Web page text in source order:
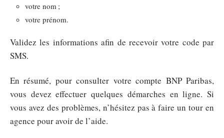
votre nom ;
votre prénom.
Validez les informations afin de recevoir votre code par
SMS.
En résumé, pour consulter votre compte BNP Paribas,
vous devez effectuer quelques démarches en ligne. Si
vous avez des problèmes, n’hésitez pas à faire un tour en
agence pour avoir de l’aide.